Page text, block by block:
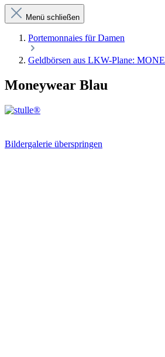
Menü schließen
Portemonnaies für Damen
Geldbörsen aus LKW-Plane:
Moneywear Blau
Bildergalerie überspringen